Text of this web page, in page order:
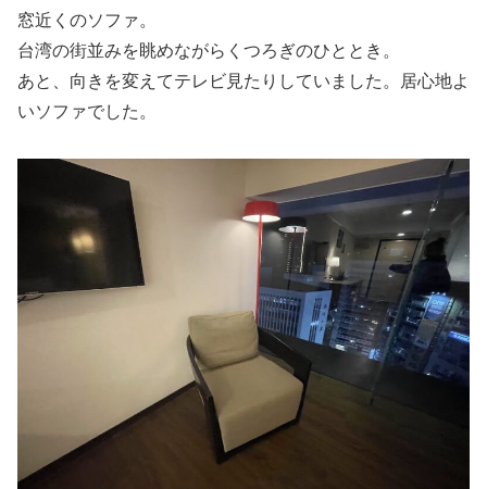
窓近くのソファ。
台湾の街並みを眺めながらくつろぎのひととき。
あと、向きを変えてテレビ見たりしていました。居心地よ
いソファでした。